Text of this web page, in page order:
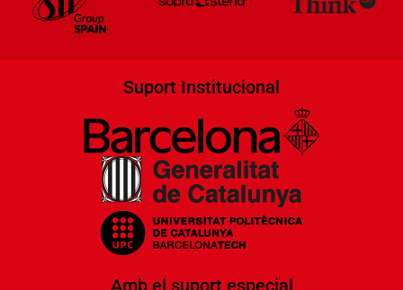
Suport Institucional
Amb el suport especial